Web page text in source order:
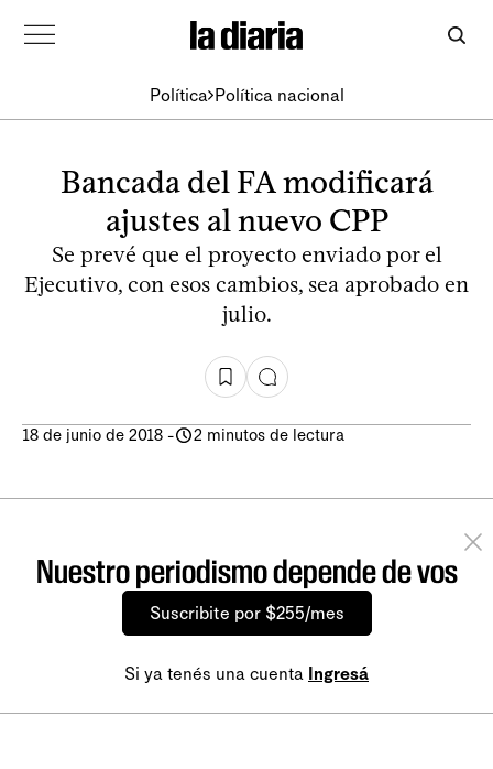
Política Política nacional
Bancada del FA modificará
ajustes al nuevo CPP
Se prevé que el proyecto enviado por el
Ejecutivo, con esos cambios, sea aprobado en
julio.
18 de junio de 2018 - 2 minutos de lectura
Nuestro periodismo depende de vos
Suscribite por $255/mes
Si ya tenés una cuenta Ingresá